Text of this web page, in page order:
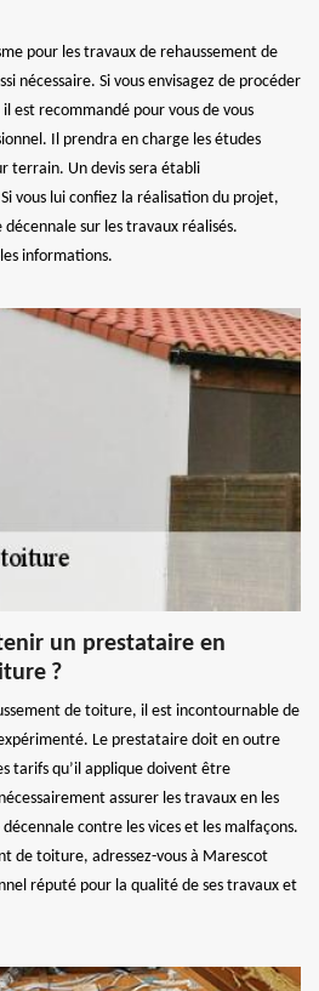
pour les travaux de rehaussement de
nécessaire. Si vous envisagez de procéder
est recommandé pour vous de vous
Il prendra en charge les études
terrain. Un devis sera établi
vous lui confiez la réalisation du projet,
sur les travaux réalisés.
informations.
un prestataire en
?
de toiture, il est incontournable de
Le prestataire doit en outre
tarifs qu’il applique doivent être
assurer les travaux en les
contre les vices et les malfaçons.
de toiture, adressez-vous à Marescot
réputé pour la qualité de ses travaux et